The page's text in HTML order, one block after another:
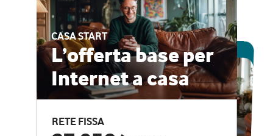
CASA START
L’offerta base per
Internet a casa
RETE FISSA
ESCLUSIVA ONLINE
CASA PRO
Internet veloce e